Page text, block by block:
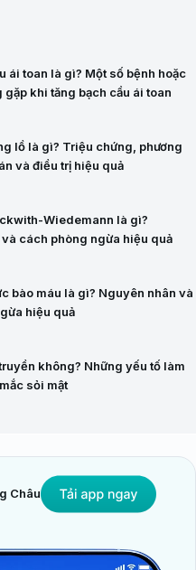
ái toan là gì? Một số bệnh hoặc
gặp khi tăng bạch cầu ái toan
lồ là gì? Triệu chứng, phương
và điều trị hiệu quả
Wiedemann là gì?
cách phòng ngừa hiệu quả
bào máu là gì? Nguyên nhân và
hiệu quả
không? Những yếu tố làm
sỏi mật
Châu